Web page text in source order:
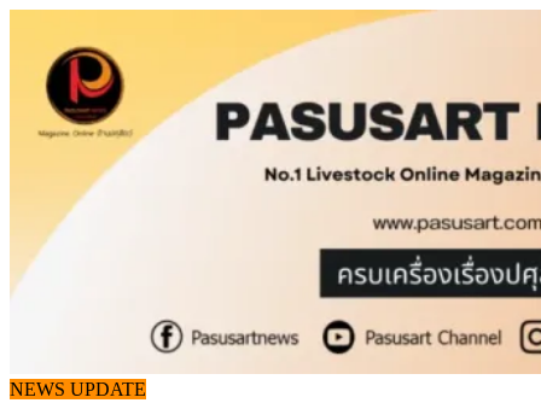
content
NEWS UPDATE